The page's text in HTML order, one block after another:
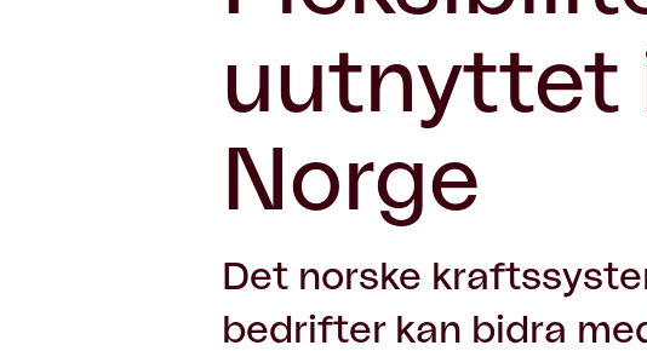
uutnyttet
Norge
Det norske
bedrifter kan bidra